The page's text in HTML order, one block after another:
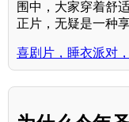
围中，大家穿着舒
正片，无疑是一种享
喜剧片，睡衣派对